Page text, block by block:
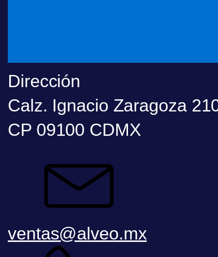
Dirección
Calz. Ignacio Zaragoza
CP 09100 CDMX
ventas@alveo.mx